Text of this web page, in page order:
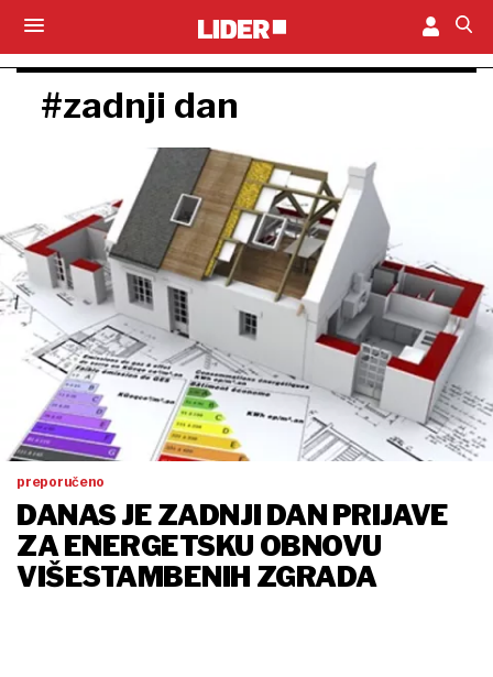
#zadnji dan
preporučeno
DANAS JE ZADNJI DAN PRIJAVE
ZA ENERGETSKU OBNOVU
VIŠESTAMBENIH ZGRADA